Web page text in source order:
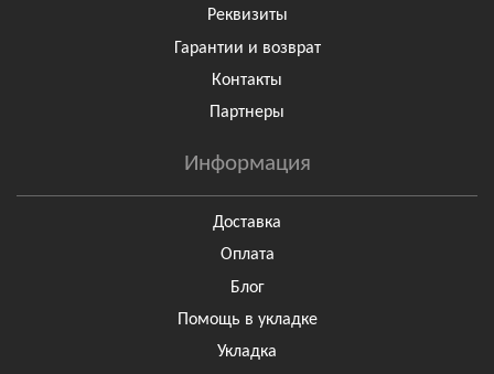
Реквизиты
Гарантии и возврат
Контакты
Партнеры
Информация
Доставка
Оплата
Блог
Помощь в укладке
Укладка